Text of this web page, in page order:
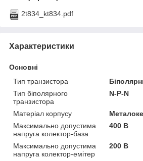
2t834_kt834.pdf
Характеристики
Основні
Тип транзистора
Тип біполярного
транзистора
N-P-N
Матеріал корпусу
Максимально допустима
напруга колектор-база
400 В
Максимально допустима
напруга колектор-емітер
200 В